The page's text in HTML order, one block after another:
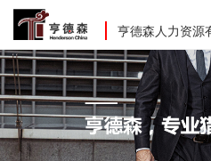
亨德森人力资源